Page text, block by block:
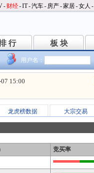
- 财经-IT-汽车- 房产-家居-女人 -
行
行 板 块
板 块
用户名：
15:00
龙虎榜数据 大宗交易
竞买率